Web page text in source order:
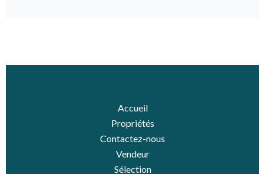
Accueil
Propriétés
Contactez-nous
Vendeur
Sélection